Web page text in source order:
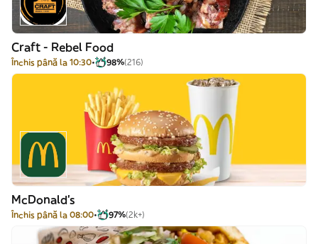
Craft - Rebel Food
Închis până la 10:30 98%(216)
McDonald's
Închis până la 08:00 97%(2k+)